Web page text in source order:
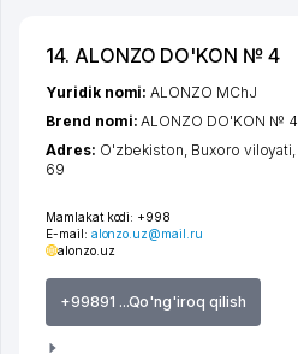
14. ALONZO DO'KON № 4
Mamlakat kodi: +998
E-mail: alonzo.uz@mail.ru
alonzo.uz
+99891 ...Qo'ng'iroq qilish
Yuridik nomi:ALONZO MChJ
Brend nomi:ALONZO DO'KON № 4
Adres: O'zbekiston, Buxoro viloyati
69